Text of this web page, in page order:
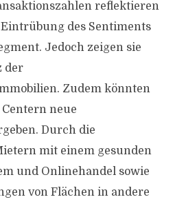
reflektieren
des Sentiments
Jedoch zeigen sie
der
Zudem könnten
neue
Durch die
mit einem gesunden
und Onlinehandel sowie
von Flächen in andere